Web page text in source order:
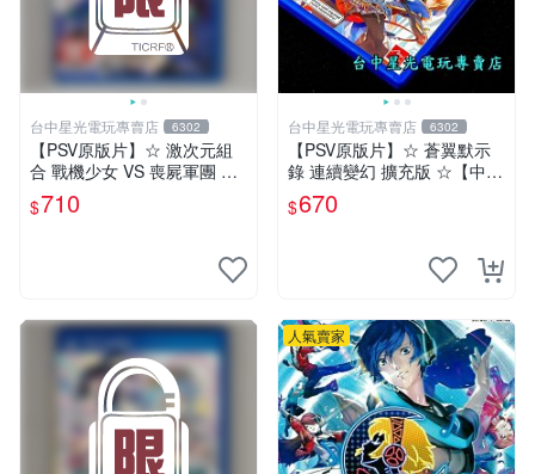
台中星光電玩專賣店 6302
【PSV原版片】☆ 激次元組
合 戰機少女 VS 喪屍軍團 殭
屍軍團 ☆中文版全新品【台
中星光電玩】
$710
台中星光電玩專賣店 6302
【PSV原版片】☆ 蒼翼默示
錄 連續變幻 擴充版 ☆【中文
版 中古二手商品】台中星光
電玩
$670
人氣賣家